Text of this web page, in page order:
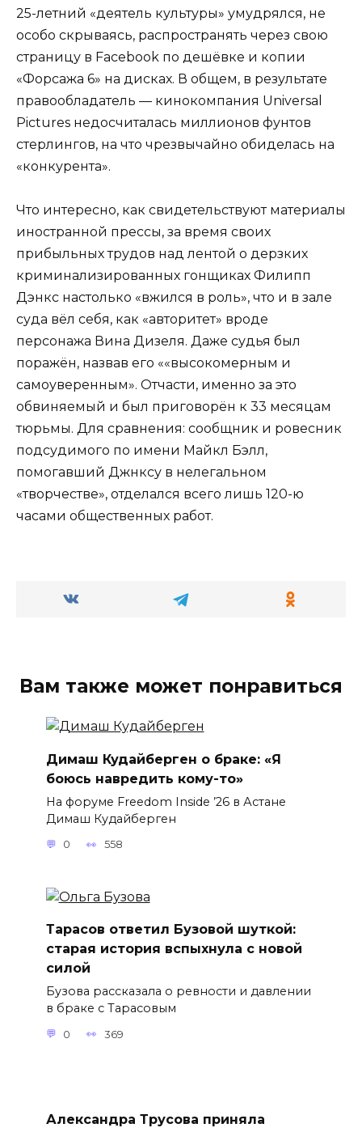
25-летний «деятель культуры» умудрялся, не
особо скрываясь, распространять через свою
страницу в Facebook по дешёвке и копии
«Форсажа 6» на дисках. В общем, в результате
правообладатель — кинокомпания Universal
Pictures недосчиталась миллионов фунтов
стерлингов, на что чрезвычайно обиделась на
«конкурента».
Что интересно, как свидетельствуют материалы
иностранной прессы, за время своих
прибыльных трудов над лентой о дерзких
криминализированных гонщиках Филипп
Дэнкс настолько «вжился в роль», что и в зале
суда вёл себя, как «авторитет» вроде
персонажа Вина Дизеля. Даже судья был
поражён, назвав его ««высокомерным и
самоуверенным». Отчасти, именно за это
обвиняемый и был приговорён к 33 месяцам
тюрьмы. Для сравнения: сообщник и ровесник
подсудимого по имени Майкл Бэлл,
помогавший Джнксу в нелегальном
«творчестве», отделался всего лишь 120-ю
часами общественных работ.
Вам также может понравиться
Димаш Кудайберген о браке: «Я
боюсь навредить кому-то»
На форуме Freedom Inside ’26 в Астане
Димаш Кудайберген
0 558
Тарасов ответил Бузовой шуткой:
старая история вспыхнула с новой
силой
Бузова рассказала о ревности и давлении
в браке с Тарасовым
0 369
Александра Трусова приняла